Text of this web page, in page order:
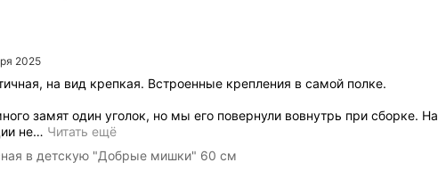
2025
на вид крепкая. Встроенные крепления в самой полке.
замят один уголок, но мы его повернули вовнутрь при сборке. На
не… Читать ещё
в детскую "Добрые мишки" 60 см